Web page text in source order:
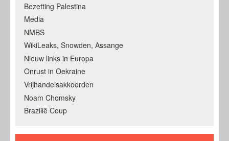
Bezetting Palestina
Media
NMBS
WikiLeaks, Snowden, Assange
Nieuw links in Europa
Onrust in Oekraine
Vrijhandelsakkoorden
Noam Chomsky
Brazilië Coup